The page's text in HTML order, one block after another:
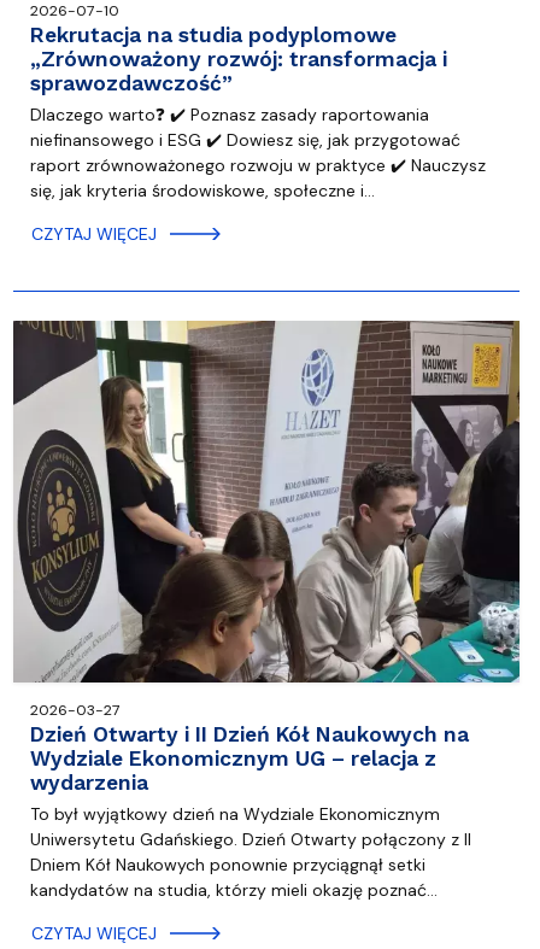
2026-07-10
Rekrutacja na studia podyplomowe
„Zrównoważony rozwój: transformacja i
sprawozdawczość”
Dlaczego warto❓ ✔️ Poznasz zasady raportowania
niefinansowego i ESG ✔️ Dowiesz się, jak przygotować
raport zrównoważonego rozwoju w praktyce ✔️ Nauczysz
się, jak kryteria środowiskowe, społeczne i…
CZYTAJ WIĘCEJ
2026-03-27
Dzień Otwarty i II Dzień Kół Naukowych na
Wydziale Ekonomicznym UG – relacja z
wydarzenia
To był wyjątkowy dzień na Wydziale Ekonomicznym
Uniwersytetu Gdańskiego. Dzień Otwarty połączony z II
Dniem Kół Naukowych ponownie przyciągnął setki
kandydatów na studia, którzy mieli okazję poznać…
CZYTAJ WIĘCEJ